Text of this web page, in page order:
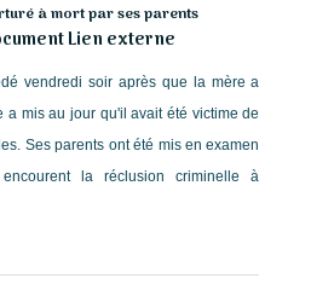
à mort par ses parents
Lien externe
vendredi soir après que la mère a
a mis au jour qu'il avait été victime de
Ses parents ont été mis en examen
la réclusion criminelle à